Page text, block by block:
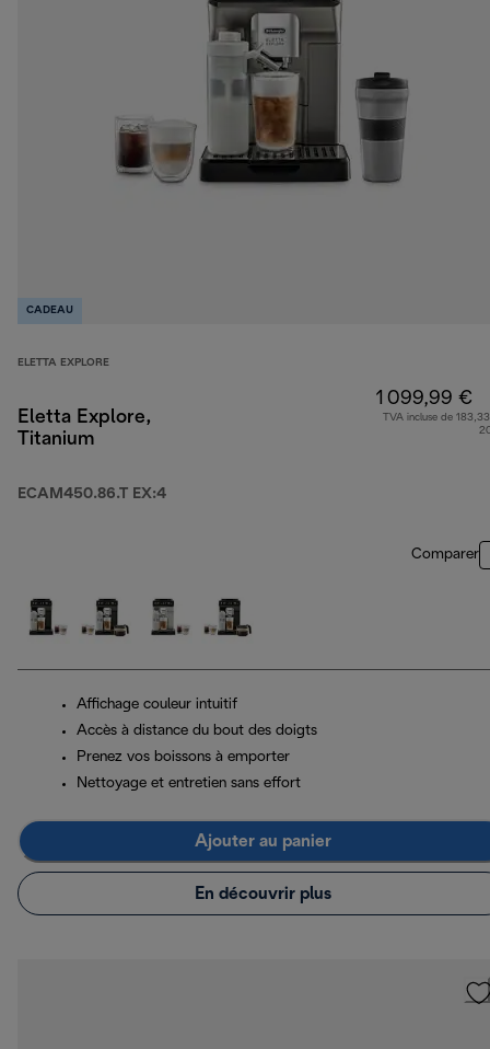
CADEAU
ELETTA EXPLORE
Eletta Explore,
Titanium
ECAM450.86.T EX:4
1 099,99 €
TVA incluse de
Comparer
Affichage couleur intuitif
Accès à distance du bout des doigts
Prenez vos boissons à emporter
Nettoyage et entretien sans effort
Ajouter au panier
En découvrir plus